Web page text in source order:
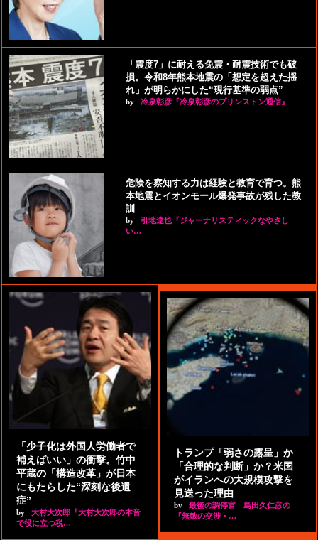
「震度7」に耐える免震・耐震技術でも破
損。令和8年熊本地震の「想定を超えた揺
れ」が明らかにした“現行基準の弱点”
by 冷泉彰彦『冷泉彰彦のプリンストン通信』
危険を察知する力は経験と教育で育つ。熊
本地震とイオンモール爆発事故が残した教
訓
by
引地達也『ジャーナリスティックなやさし
い…
「少子化は外国人労働者で
補えばいい」の衝撃。竹中
平蔵の「構造改革」が日本
にもたらした“深刻な後遺
症”
by
大村大次郎『大村大次郎の本音
で役に立つ税…
トランプ「弱さの露呈」か
「合理的な判断」か？米国
がイランへの大規模攻撃を
見送った理由
by
最後の調停官 島田久仁彦の
『無敵の交渉・…